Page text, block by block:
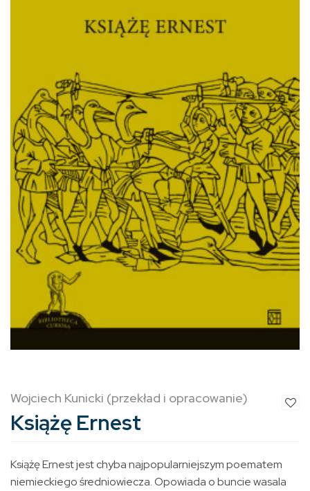
Wojciech Kunicki (przekład i opracowanie)
Książę Ernest
Książę Ernest jest chyba najpopularniejszym poematem
niemieckiego średniowiecza. Opowiada o buncie wasala